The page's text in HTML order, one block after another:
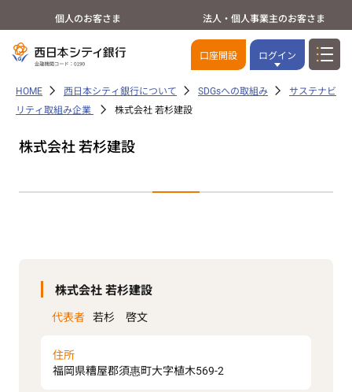
個人のお客さま 法人・個人事業主のお客さま
口座開設 ログイン
HOME 西日本シティ銀行について SDGsへの取組み
サステナビ
リティ取組み企業
株式会社 若杉建設
株式会社 若杉建設
株式会社 若杉建設
代表者 若杉 啓文
住所
福岡県糟屋郡須惠町大字植木569-2